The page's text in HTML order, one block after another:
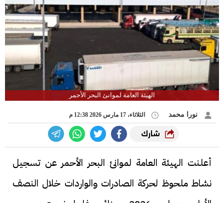
الهيئة العامة لموانئ البحر الأحمر
نورا محمد الثلاثاء، 17 مارس 2026 12:38 م
شارك
أعلنت الهيئة العامة لموانئ البحر الأحمر عن تسجيل
نشاط ملحوظ لحركة الصادرات والواردات خلال النصف